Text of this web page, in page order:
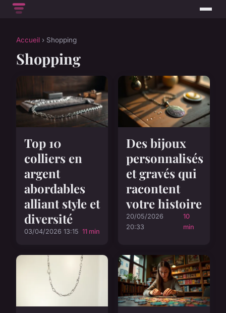
Accueil › Shopping
Shopping
Top 10
colliers en
argent
abordables
alliant style et
diversité
03/04/2026 13:15 11 min
Des bijoux
personnalisés
et gravés qui
racontent
votre histoire
20/05/2026
20:33
10
min